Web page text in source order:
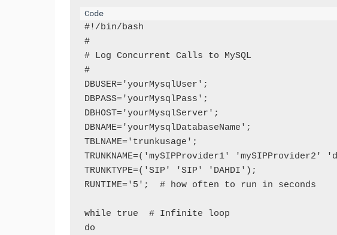
#!/bin/bash
#
# Log Concurrent Calls to MySQL
#
DBUSER='yourMysqlUser';
DBPASS='yourMysqlPass';
DBHOST='yourMysqlServer';
DBNAME='yourMysqlDatabaseName';
TBLNAME='trunkusage';
TRUNKNAME=('mySIPProvider1'
TRUNKTYPE=('SIP' 'SIP' 'DAHDI');
RUNTIME='5';  # how often to run in seconds
while true  # Infinite loop
do